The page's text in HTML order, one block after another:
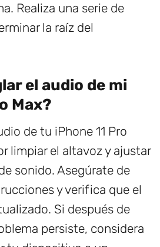
Realiza una serie de
la raíz del
el audio de mi
Max?
de tu iPhone 11 Pro
limpiar el altavoz y ajustar
sonido. Asegúrate de
y verifica que el
Si después de
persiste, considera